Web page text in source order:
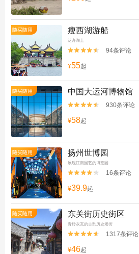
随买随用 瘦西湖游船
泛舟湖上

 94条评论
¥55起
随买随用 中国大运河博物馆

 930条评论
¥58起
随买随用 扬州世博园
展现江南园艺的博览园

 16条评论
¥39.9起
随买随用 东关街历史街区
青砖灰瓦的古韵历史老街

 1317条评论
¥46起